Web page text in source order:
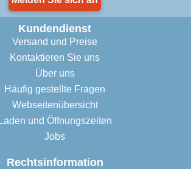
Kundendienst
Versand und Preise
Kontaktieren Sie uns
Über uns
Häufig gestellte Fragen
Webseitenübersicht
Laden und Öffnungszeiten
Jobs
Rechtsinformation